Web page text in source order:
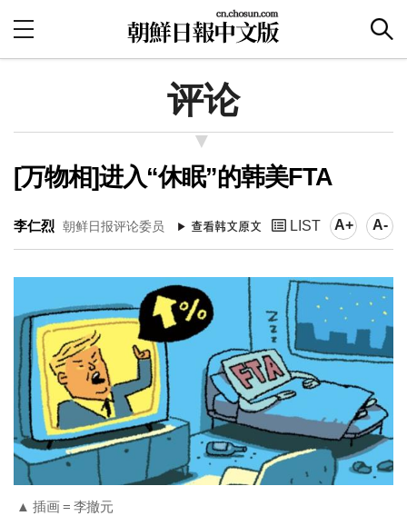
评论
[万物相]进入“休眠”的韩美FTA
李仁烈 朝鲜日报评论委员 LIST A+ A-
▲ 插画 = 李撤元